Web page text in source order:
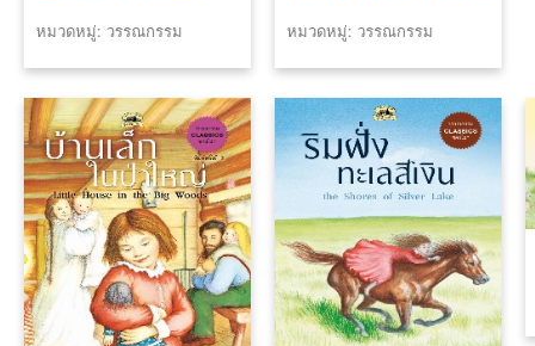
หมวดหมู่: วรรณกรรม
หมวดหมู่: วรรณกรรม